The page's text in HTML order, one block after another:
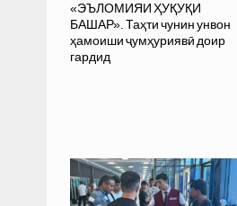
«ЭЪЛОМИЯИ ҲУҚУҚИ
БАШАР». Таҳти чунин унвон
ҳамоиши ҷумҳуриявӣ доир
гардид